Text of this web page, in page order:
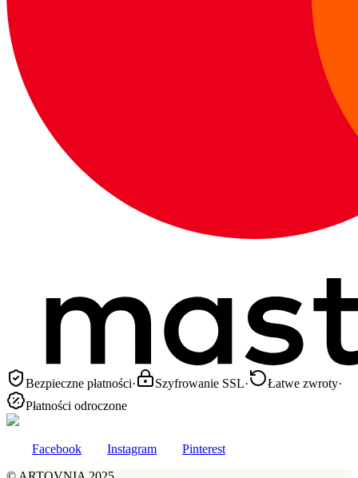
Bezpieczne płatności· Szyfrowanie SSL· Łatwe zwroty·
Płatności odroczone
Facebook Instagram
Pinterest